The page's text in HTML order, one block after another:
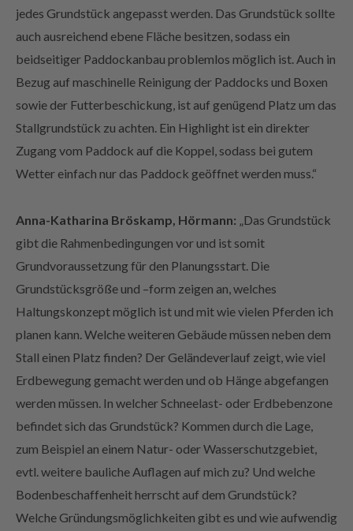
auch ausreichend ebene Fläche besitzen, sodass ein
beidseitiger Paddockanbau problemlos möglich ist.
Bezug auf maschinelle Reinigung der Paddocks und Boxen
sowie der Futterbeschickung, ist auf genügend Platz um das
Stallgrundstück zu achten.Ein Highlight ist ein direkter
Zugang vom Paddock auf die Koppel, sodass bei gutem
Wetter einfach nur das Paddock geöffnet werden muss.“
gibt die Rahmenbedingungen vor und ist somit
Grundvoraussetzung für den Planungsstart. Die
Grundstücksgröße und –form zeigen an, welches
Haltungskonzept möglich ist und mit wie vielen Pferden ich
planen kann. Welche weiteren Gebäude müssen neben dem
Stall einen Platz finden?Der Geländeverlauf zeigt, wie viel
Erdbewegung gemacht werden und ob Hänge abgefangen
werden müssen. In welcher Schneelast- oder Erdbebenzone
befindet sich das Grundstück?Kommen durch die Lage,
zum Beispiel an einem Natur- oder Wasserschutzgebiet,
evtl. weitere bauliche Auflagen auf mich zu? Und welche
Bodenbeschaffenheit herrscht auf dem Grundstück?
Welche Gründungsmöglichkeiten gibt es und wie aufwendig
können diese werden?All diese Punkte haben